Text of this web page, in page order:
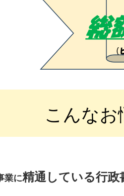
こんな
業に精通している行政